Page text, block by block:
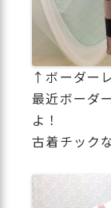
↑ボーダー
最近ボーダ
よ！
古着チック